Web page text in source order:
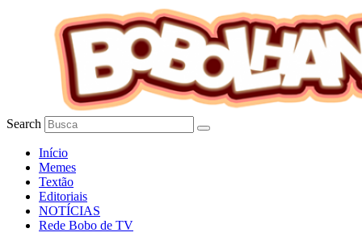
Search
Início
Memes
Textão
Editoriais
NOTÍCIAS
Rede Bobo de TV